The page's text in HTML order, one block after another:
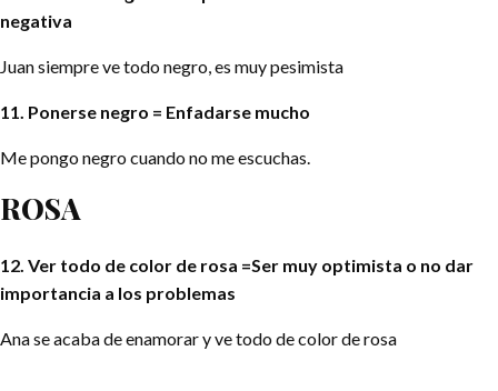
negativa
Juan siempre ve todo negro, es muy pesimista
11. Ponerse negro = Enfadarse mucho
Me pongo negro cuando no me escuchas.
ROSA
12. Ver todo de color de rosa =Ser muy optimista o no dar
importancia a los problemas
Ana se acaba de enamorar y ve todo de color de rosa